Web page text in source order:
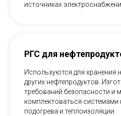
источниках
РГС для
Используются для хранения
других нефтепродуктов.
требований безопасности и
комплектоваться системами
подогрева и теплоизоляции.